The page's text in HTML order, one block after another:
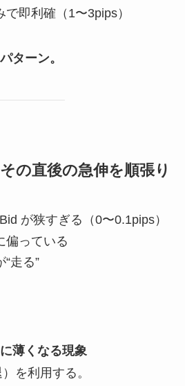
即利確（1〜3pips）
ターン。
の直後の急伸を順張り
が狭すぎる（0〜0.1pips）
偏っている
走る”
薄くなる現象
を利用する。